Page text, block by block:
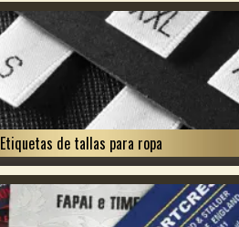
Etiquetas de tallas para ropa